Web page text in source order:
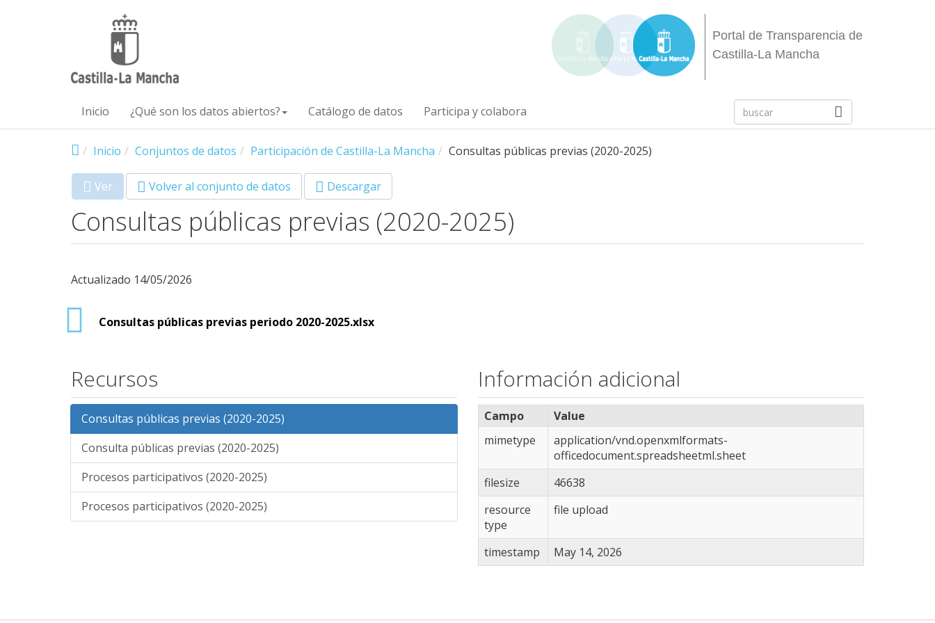
Portal de Transparencia de
Castilla-La Mancha
Inicio ¿Qué son los datos abiertos? Catálogo de datos Participa y colabora
Inicio Conjuntos de datos Participación de Castilla-La Mancha Consultas públicas previas (2020-2025)
Primary tabs
Ver (solapa
activa)
Volver al conjunto de datos Descargar
Consultas públicas previas (2020-2025)
Actualizado 14/05/2026
Consultas públicas previas periodo 2020-2025.xlsx
Recursos
Consultas públicas previas (2020-2025)
Consulta públicas previas (2020-2025)
Procesos participativos (2020-2025)
Procesos participativos (2020-2025)
Información adicional
Campo
Value
mimetype
application/vnd.openxmlformats-
officedocument.spreadsheetml.sheet
filesize
46638
resource
type
file upload
timestamp May 14, 2026